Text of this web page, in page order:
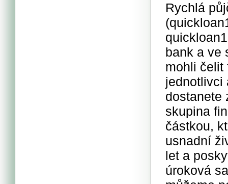
Rychlá
bank a ve
mohli čelit
jednotlivci
dostanete
skupina
částkou,
usnadní
let a
úroková